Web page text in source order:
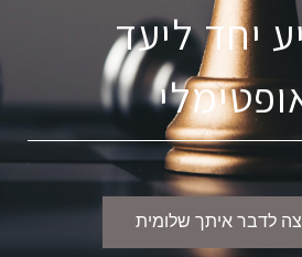
יחד ליעד
לדבר איתך שלומית